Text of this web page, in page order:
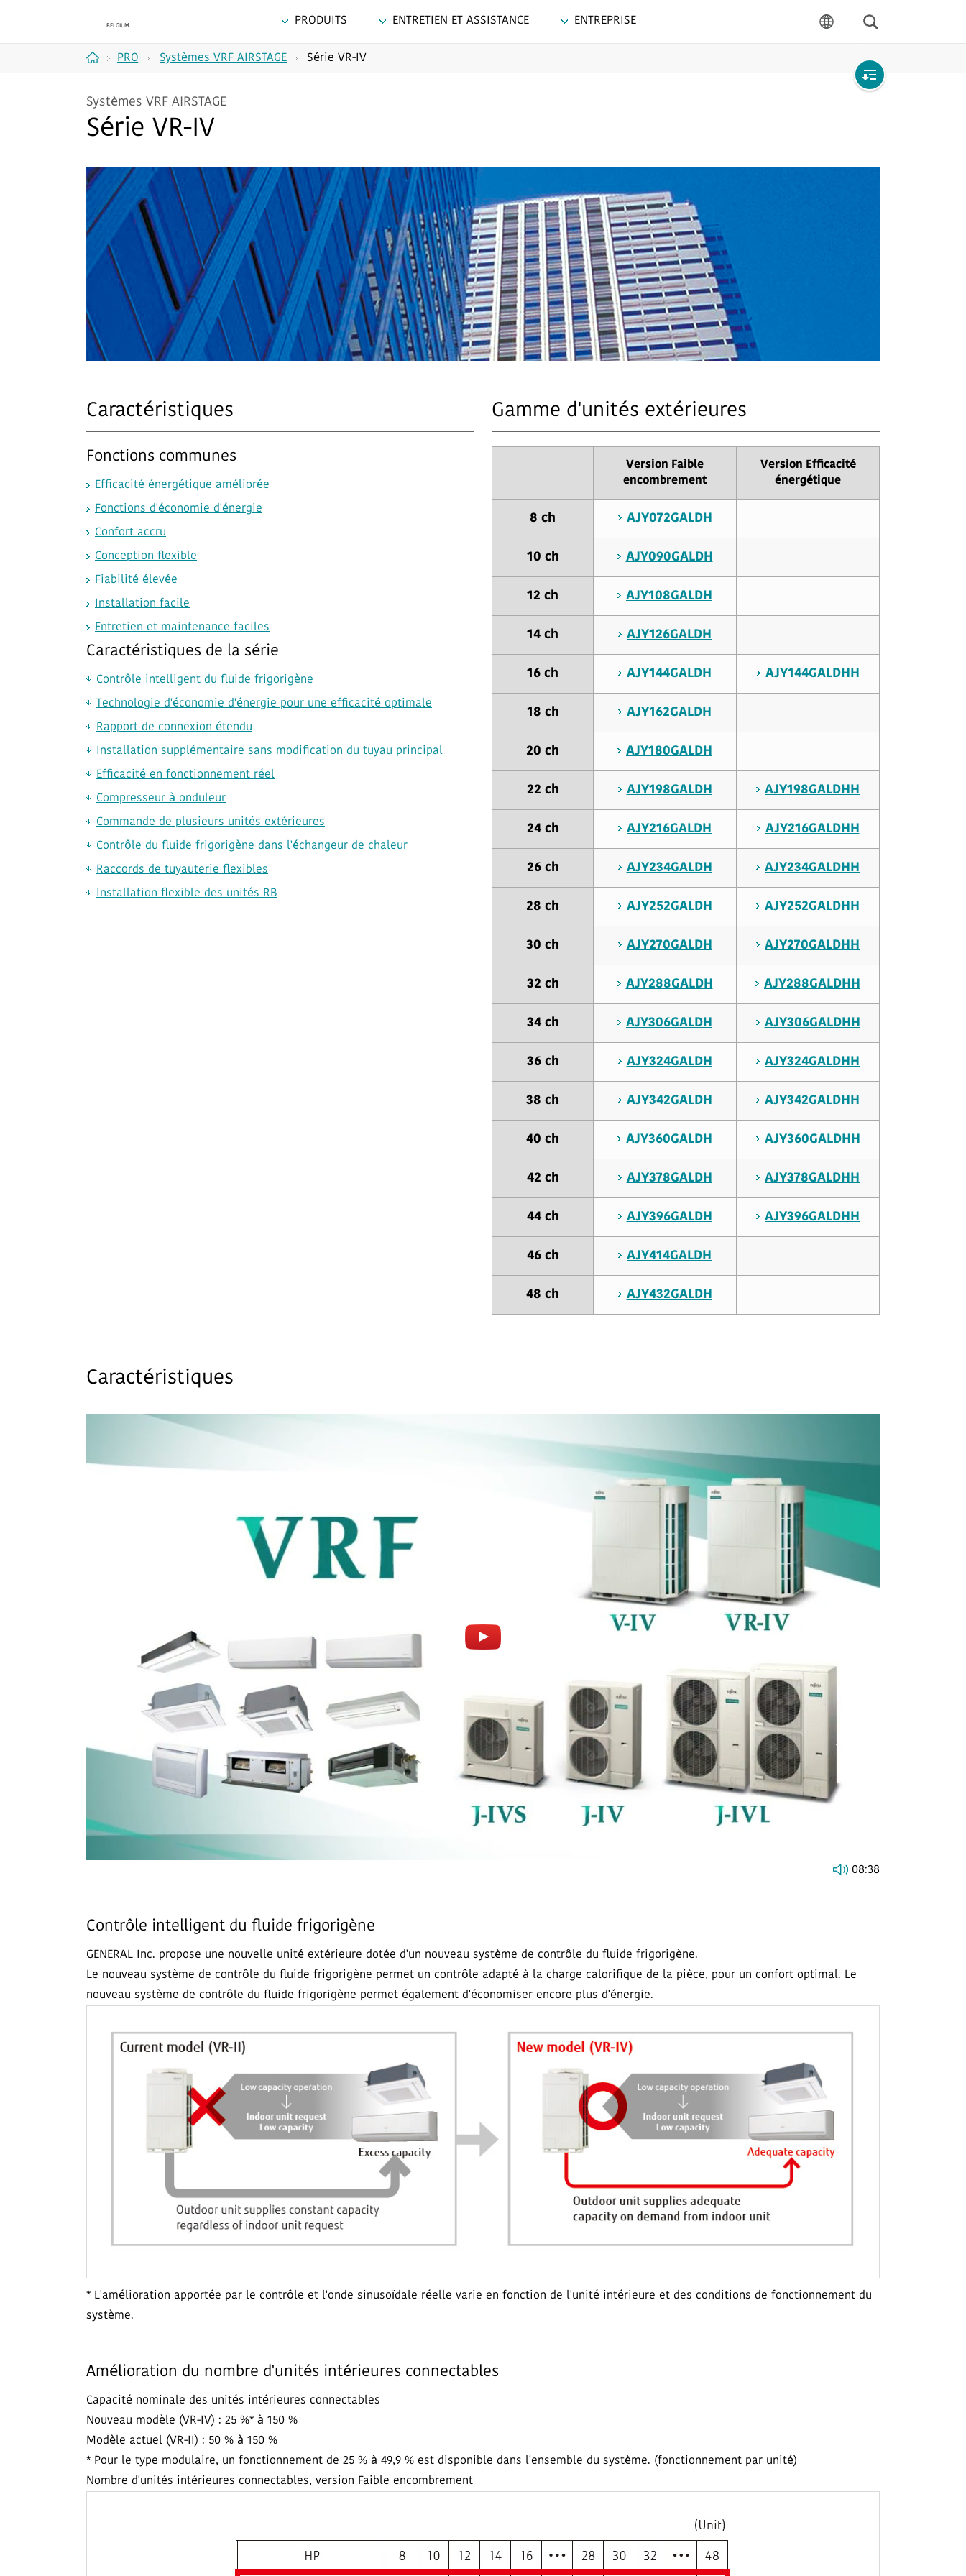
PRODUITS ENTRETIEN ET ASSISTANCE
ENTREPRISE
PRODUITSSystèmes VRF AIRSTAGE Série VR-IV
Systèmes VRF AIRSTAGE
Série VR-IV
Caractéristiques
Fonctions communes
Efficacité énergétique améliorée
Fonctions d'économie d'énergie
Confort accru
Conception flexible
Fiabilité élevée
Installation facile
Entretien et maintenance faciles
Caractéristiques de la série
Contrôle intelligent du fluide frigorigène
Technologie d'économie d'énergie pour une efficacité optimale
Rapport de connexion étendu
Installation supplémentaire sans modification du tuyau principal
Efficacité en fonctionnement réel
Compresseur à onduleur
Commande de plusieurs unités extérieures
Contrôle du fluide frigorigène dans l'échangeur de chaleur
Raccords de tuyauterie flexibles
Installation flexible des unités RB
Gamme d'unités extérieures
Version Faible
encombrement
Version Efficacité
énergétique
8 ch AJY072GALDH
10 ch AJY090GALDH
12 ch AJY108GALDH
14 ch AJY126GALDH
16 ch AJY144GALDH AJY144GALDHH
18 ch AJY162GALDH
20 ch AJY180GALDH
22 ch AJY198GALDH AJY198GALDHH
24 ch AJY216GALDH AJY216GALDHH
26 ch AJY234GALDH AJY234GALDHH
28 ch AJY252GALDH AJY252GALDHH
30 ch AJY270GALDH AJY270GALDHH
32 ch AJY288GALDH AJY288GALDHH
34 ch AJY306GALDH AJY306GALDHH
36 ch AJY324GALDH AJY324GALDHH
38 ch AJY342GALDH AJY342GALDHH
40 ch AJY360GALDH AJY360GALDHH
42 ch AJY378GALDH AJY378GALDHH
44 ch AJY396GALDH AJY396GALDHH
46 ch AJY414GALDH
48 ch AJY432GALDH
Caractéristiques
08:38
Contrôle intelligent du fluide frigorigène
GENERAL Inc. propose une nouvelle unité extérieure dotée d'un nouveau système de contrôle du fluide frigorigène.
Le nouveau système de contrôle du fluide frigorigène permet un contrôle adapté à la charge calorifique de la pièce, pour un confort optimal. Le
nouveau système de contrôle du fluide frigorigène permet également d'économiser encore plus d'énergie.
* L'amélioration apportée par le contrôle et l'onde sinusoïdale réelle varie en fonction de l'unité intérieure et des conditions de fonctionnement du
système.
Amélioration du nombre d'unités intérieures connectables
Capacité nominale des unités intérieures connectables
Nouveau modèle (VR-IV) : 25 %* à 150 %
Modèle actuel (VR-II) : 50 % à 150 %
* Pour le type modulaire, un fonctionnement de 25 % à 49,9 % est disponible dans l'ensemble du système. (fonctionnement par unité)
Nombre d'unités intérieures connectables, version Faible encombrement